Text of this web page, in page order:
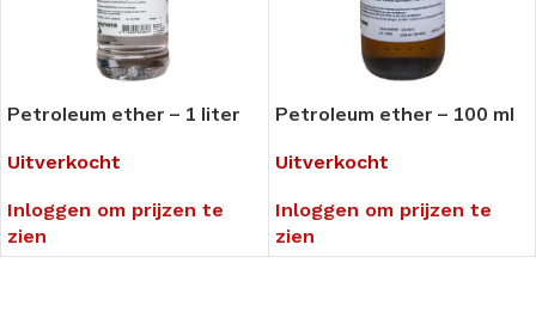
Petroleum ether – 1 liter
Uitverkocht
Inloggen om prijzen te
zien
Petroleum ether – 100 ml
Uitverkocht
Inloggen om prijzen te
zien